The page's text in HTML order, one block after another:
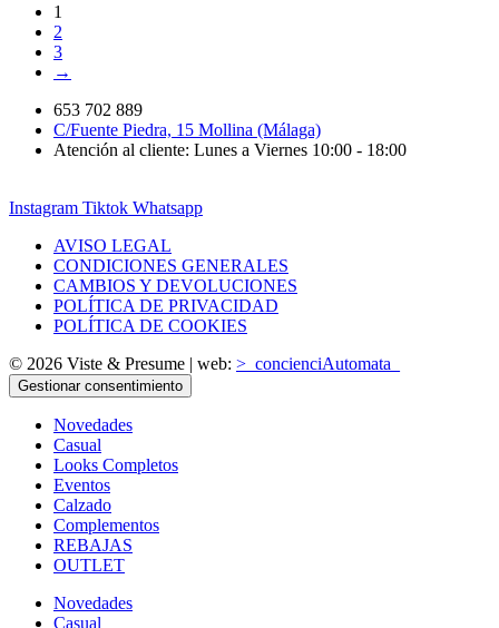
1
2
3
→
653 702 889
C/Fuente Piedra, 15 Mollina (Málaga)
Atención al cliente: Lunes a Viernes 10:00 - 18:00
Instagram Tiktok Whatsapp
AVISO LEGAL
CONDICIONES GENERALES
CAMBIOS Y DEVOLUCIONES
POLÍTICA DE PRIVACIDAD
POLÍTICA DE COOKIES
© 2026 Viste & Presume | web: >_concienciAutomata_
Gestionar consentimiento
Novedades
Casual
Looks Completos
Eventos
Calzado
Complementos
REBAJAS
OUTLET
Novedades
Casual